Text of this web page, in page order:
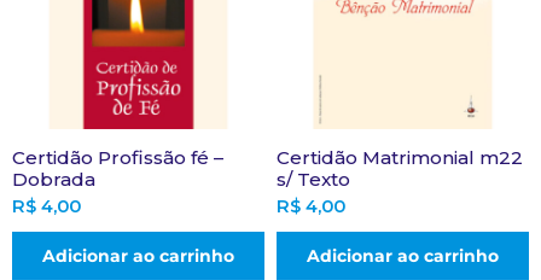
Certidão Profissão fé –
Dobrada
R$ 4,00
Adicionar ao carrinho
Certidão Matrimonial m22
s/ Texto
R$ 4,00
Adicionar ao carrinho